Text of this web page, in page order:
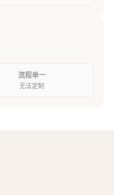
流程单一
无法定制